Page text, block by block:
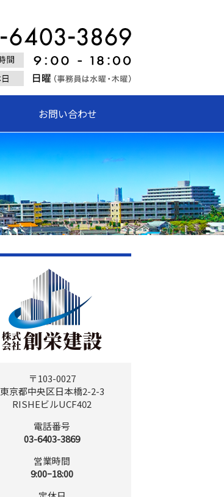
お問い合わせ
〒103-0027
東京都中央区日本橋2-2-3
RISHEビルUCF402
電話番号
03-6403-3869
営業時間
9:00ｰ18:00